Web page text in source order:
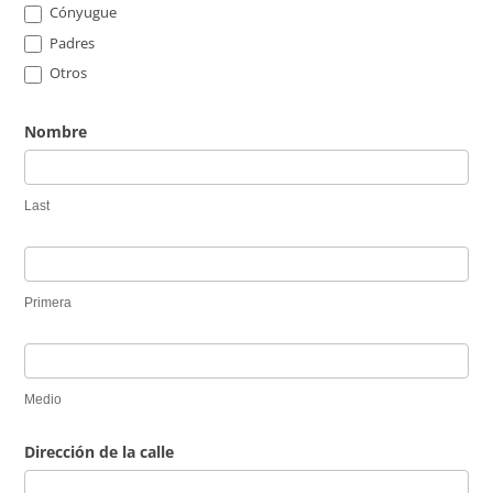
Cónyugue
Padres
Otros
Nombre
Last
Primera
Medio
Dirección de la calle